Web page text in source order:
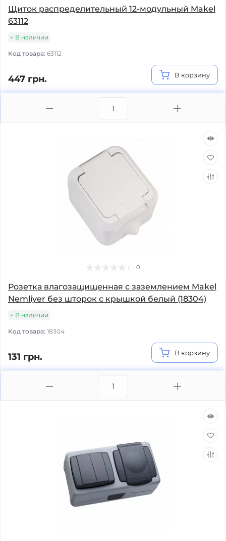
Щиток распределительный 12-модульный Makel
63112
В наличии
Код товара: 63112
447 грн. В корзину
0
Розетка влагозащищенная с заземлением Makel
Nemliyer без шторок с крышкой белый (18304)
В наличии
Код товара: 18304
131 грн. В корзину